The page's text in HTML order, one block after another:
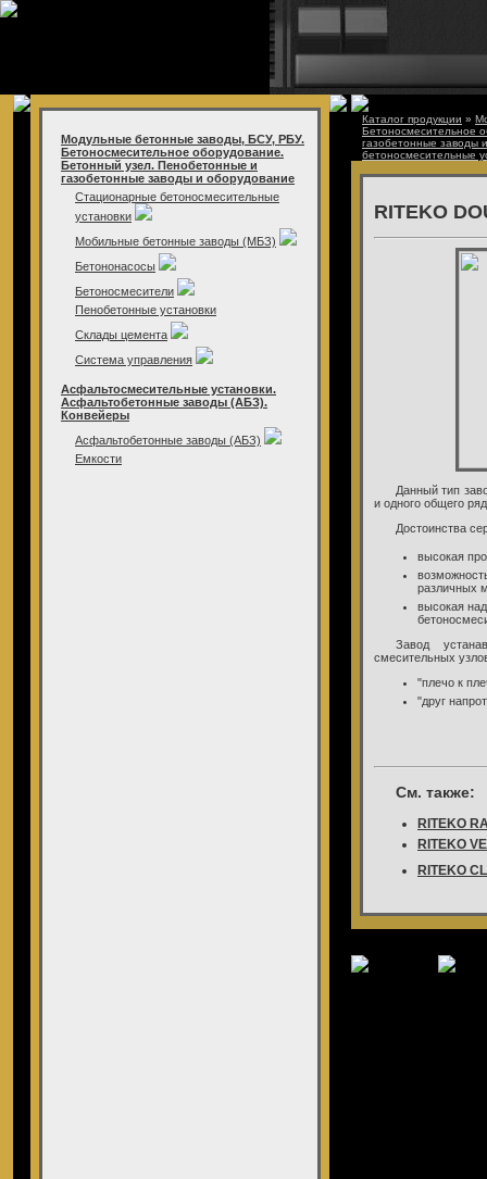
Модульные бетонные заводы, БСУ, РБУ.
Бетоносмесительное оборудование.
Бетонный узел. Пенобетонные и
газобетонные заводы и оборудование
Стационарные бетоносмесительные
установки
Мобильные бетонные заводы (МБЗ)
Бетононасосы
Бетоносмесители
Пенобетонные установки
Склады цемента
Система управления
Асфальтосмесительные установки.
Асфальтобетонные заводы (АБЗ).
Конвейеры
Асфальтобетонные заводы (АБЗ)
Емкости
Каталог продукции »
Бетоносмесительное
газобетонные заводы
бетоносмесительные
RITEKO
Данный тип
и одного общего
Достоинства
высокая
различных
высокая
Завод
смесительных
"плечо к
"друг
См. также:
RITEKO
RITEKO
RITEKO